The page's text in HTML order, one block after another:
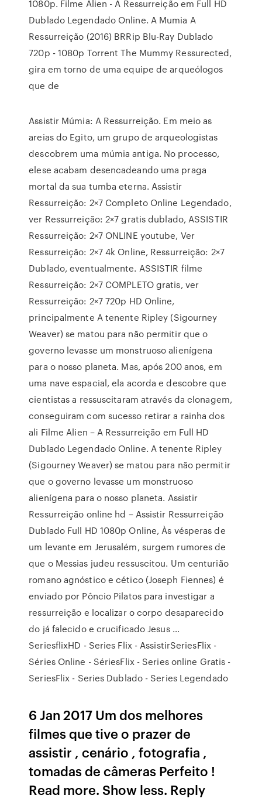
1080p. Filme Alien - A Ressurreição em Full HD
Dublado Legendado Online. A Mumia A
Ressurreição (2016) BRRip Blu-Ray Dublado
720p - 1080p Torrent The Mummy Ressurected,
gira em torno de uma equipe de arqueólogos
que de
Assistir Múmia: A Ressurreição. Em meio as
areias do Egito, um grupo de arqueologistas
descobrem uma múmia antiga. No processo,
elese acabam desencadeando uma praga
mortal da sua tumba eterna. Assistir
Ressurreição: 2×7 Completo Online Legendado,
ver Ressurreição: 2×7 gratis dublado, ASSISTIR
Ressurreição: 2×7 ONLINE youtube, Ver
Ressurreição: 2×7 4k Online, Ressurreição: 2×7
Dublado, eventualmente. ASSISTIR filme
Ressurreição: 2×7 COMPLETO gratis, ver
Ressurreição: 2×7 720p HD Online,
principalmente A tenente Ripley (Sigourney
Weaver) se matou para não permitir que o
governo levasse um monstruoso alienígena
para o nosso planeta. Mas, após 200 anos, em
uma nave espacial, ela acorda e descobre que
cientistas a ressuscitaram através da clonagem,
conseguiram com sucesso retirar a rainha dos
ali Filme Alien – A Ressurreição em Full HD
Dublado Legendado Online. A tenente Ripley
(Sigourney Weaver) se matou para não permitir
que o governo levasse um monstruoso
alienígena para o nosso planeta. Assistir
Ressurreição online hd – Assistir Ressurreição
Dublado Full HD 1080p Online, Às vésperas de
um levante em Jerusalém, surgem rumores de
que o Messias judeu ressuscitou. Um centurião
romano agnóstico e cético (Joseph Fiennes) é
enviado por Pôncio Pilatos para investigar a
ressurreição e localizar o corpo desaparecido
do já falecido e crucificado Jesus …
SeriesflixHD - Series Flix - AssistirSeriesFlix -
Séries Online - SériesFlix - Series online Gratis -
SeriesFlix - Series Dublado - Series Legendado
6 Jan 2017 Um dos melhores
filmes que tive o prazer de
assistir , cenário , fotografia ,
tomadas de câmeras Perfeito !
Read more. Show less. Reply